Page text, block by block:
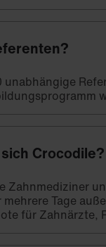
unabhängige
Crocodile?
Zahnmediziner
Tage
für Zahnärzte,